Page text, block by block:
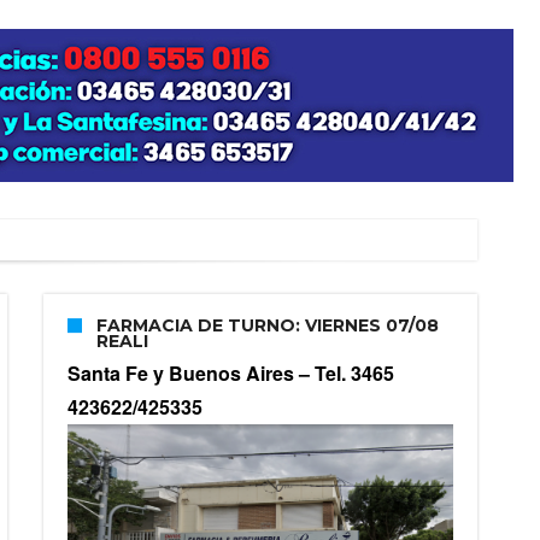
FARMACIA DE TURNO: VIERNES 07/08
REALI
Santa Fe y Buenos Aires –Tel. 3465
423622/425335